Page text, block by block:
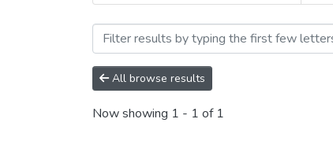
Browsing Maestría by
All browse results
Now showing 1 - 1 of 1